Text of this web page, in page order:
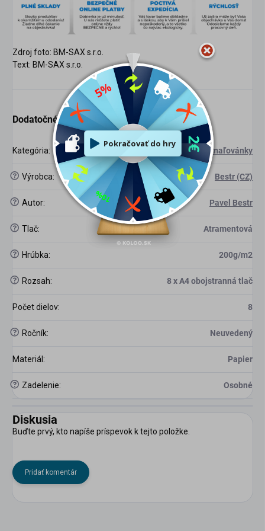
Zdroj foto: BM-SAX s.r.o.
Text: BM-SAX s.r.o.
Dodatočné parametre
Kategória: Omaľovánky
? Výrobca: Bestr (CZ)
? Autor: Pavel Bestr
? Tlač: Atramentová
? Hrúbka: 200g/m2
? Rozsah: 8 x A4 obojstranná tlač
Počet dielov: 8
? Ročník: Neuvedený
Materiál : Papier
? Zadelenie: Osobné
Diskusia
Buďte prvý, kto napíše príspevok k tejto položke.
Pridať komentár